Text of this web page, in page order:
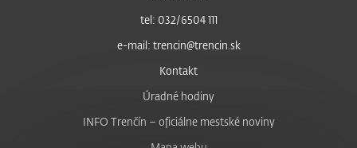
tel: 032/6504 111
e-mail: trencin@trencin.sk
Kontakt
Úradné hodiny
INFO Trenčín – oficiálne mestské noviny